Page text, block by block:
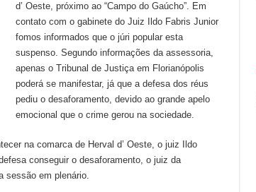
d’ Oeste, próximo ao “Campo do Gaúcho”. Em
contato com o gabinete do Juiz Ildo Fabris Junior
fomos informados que o júri popular esta
suspenso. Segundo informações da assessoria,
apenas o Tribunal de Justiça em Florianópolis
poderá se manifestar, já que a defesa dos réus
pediu o desaforamento, devido ao grande apelo
emocional que o crime gerou na sociedade.
na comarca de Herval d’ Oeste, o juiz Ildo
conseguir o desaforamento, o juiz da
sessão em plenário.